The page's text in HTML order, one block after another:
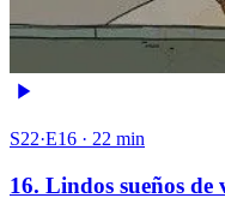
S22·E16 · 22 min
16. Lindos sueños de